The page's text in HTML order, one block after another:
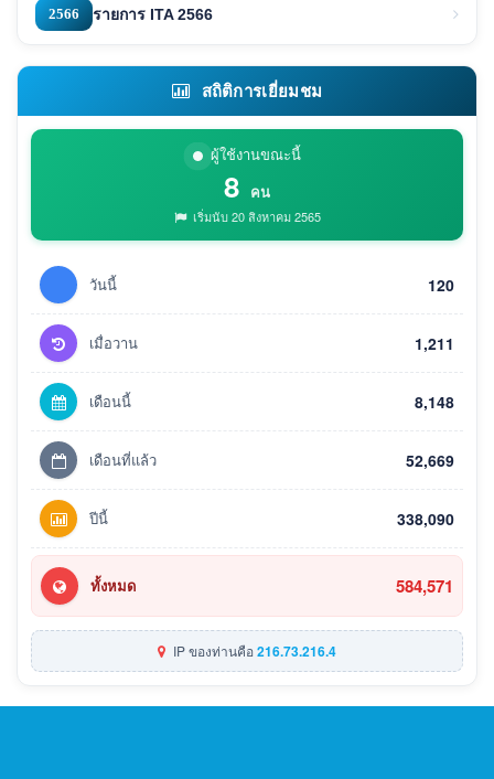
2566 รายการ ITA 2566
สถิติการเยี่ยมชม
ผู้ใช้งานขณะนี้
8 คน
เริ่มนับ 20 สิงหาคม 2565
วันนี้ 120
เมื่อวาน 1,211
เดือนนี้ 8,148
เดือนที่แล้ว 52,669
ปีนี้ 338,090
ทั้งหมด 584,571
IP ของท่านคือ216.73.216.4